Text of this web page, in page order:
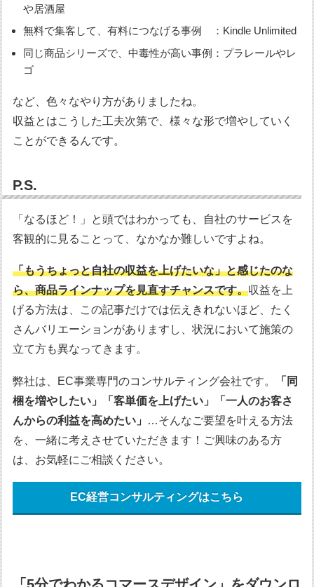
や居酒屋
無料で集客して、有料につなげる事例 ：Kindle Unlimited
同じ商品シリーズで、中毒性が高い事例：プラレールやレ
ゴ
など、色々なやり方がありましたね。
収益とはこうした工夫次第で、様々な形で増やしていく
ことができるんです。
P.S.
「なるほど！」と頭ではわかっても、自社のサービスを
客観的に見ることって、なかなか難しいですよね。
「もうちょっと自社の収益を上げたいな」と感じたのな
ら、商品ラインナップを見直すチャンスです。収益を上
げる方法は、この記事だけでは伝えきれないほど、たく
さんバリエーションがありますし、状況において施策の
立て方も異なってきます。
弊社は、EC事業専門のコンサルティング会社です。
「同
梱を増やしたい」「客単価を上げたい」「一人のお客さ
んからの利益を高めたい」 …そんなご要望を叶える方法
を、一緒に考えさせていただきます！ご興味のある方
は、お気軽にご相談ください。
EC経営コンサルティングはこちら